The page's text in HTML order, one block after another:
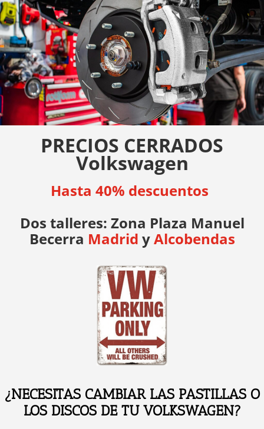
PRECIOS CERRADOS
Volkswagen
Hasta 40% descuentos
Dos talleres: Zona Plaza Manuel
Becerra Madrid yAlcobendas
¿NECESITAS CAMBIAR LAS PASTILLAS O
LOS DISCOS DE TU VOLKSWAGEN?